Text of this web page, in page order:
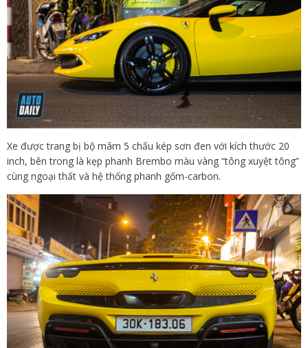
Xe được trang bị bộ mâm 5 chấu kép sơn đen với kích thước 20
inch, bên trong là kẹp phanh Brembo màu vàng “tông xuyệt tông”
cùng ngoại thất và hệ thống phanh gốm-carbon.